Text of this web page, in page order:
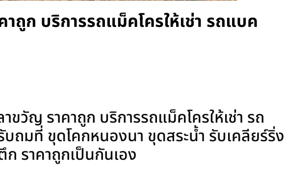
าถูก บริการรถแม็คโครให้เช่า รถแบค
ขวัญ ราคาถูก บริการรถแม็คโครให้เช่า รถ
ถมที่ ขุดโคกหนองนา ขุดสระน้ำ รับเคลียร์ริ่ง
ราคาถูกเป็นกันเอง